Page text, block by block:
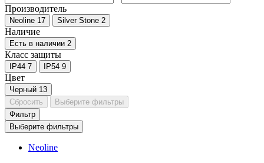
Производитель
Neoline 17 Silver Stone 2
Наличие
Есть в наличии 2
Класс защиты
IP44 7 IP54 9
Цвет
Черный 13
Сбросить
Выберите фильтры
Фильтр
Выберите фильтры
Neoline